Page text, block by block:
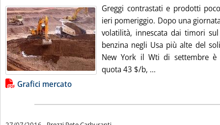
Greggi contrastati e prodotti
ieri pomeriggio. Dopo una
volatilità, innescata dai timori
benzina negli Usa più alte del
New York il Wti di settembre è
quota 43 $/b, ...
Lista allegati PDF alla notizia
Grafici mercato